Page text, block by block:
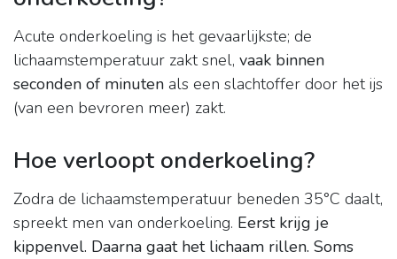
Acute onderkoeling is het gevaarlijkste; de
lichaamstemperatuur zakt snel, vaak binnen
seconden of minuten als een slachtoffer door het ijs
(van een bevroren meer) zakt.
Hoe verloopt onderkoeling?
Zodra de lichaamstemperatuur beneden 35°C daalt,
spreekt men van onderkoeling. Eerst krijg je
kippenvel. Daarna gaat het lichaam rillen. Soms